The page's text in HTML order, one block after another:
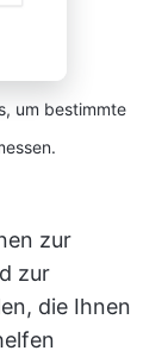
um bestimmte
zur
zur
die Ihnen